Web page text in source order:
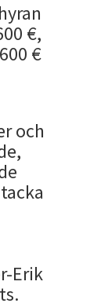
€,
€
och
Erik